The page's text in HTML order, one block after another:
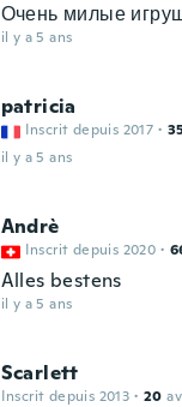
Очень милые
il y a 5 ans
patricia
Inscrit depuis 2017 ·
il y a 5 ans
Andrè
Inscrit depuis 2020 ·
Alles bestens
il y a 5 ans
Scarlett
Inscrit depuis 2013 · 20